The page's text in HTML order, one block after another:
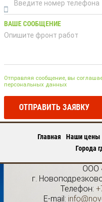
ВАШЕ СООБЩЕНИЕ
Отправляя сообщение, вы
персональных данных
ОТПРАВИТЬ ЗАЯВКУ
Главная Наши цены
Города
ООО
г.
Телефон:
E-mail: